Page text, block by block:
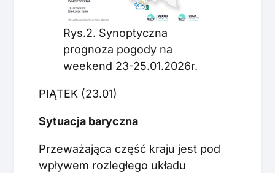
Rys.2. Synoptyczna
prognoza pogody na
weekend 23-25.01.2026r.
PIĄTEK (23.01)
Sytuacja baryczna
Przeważająca część kraju jest pod
wpływem rozległego układu